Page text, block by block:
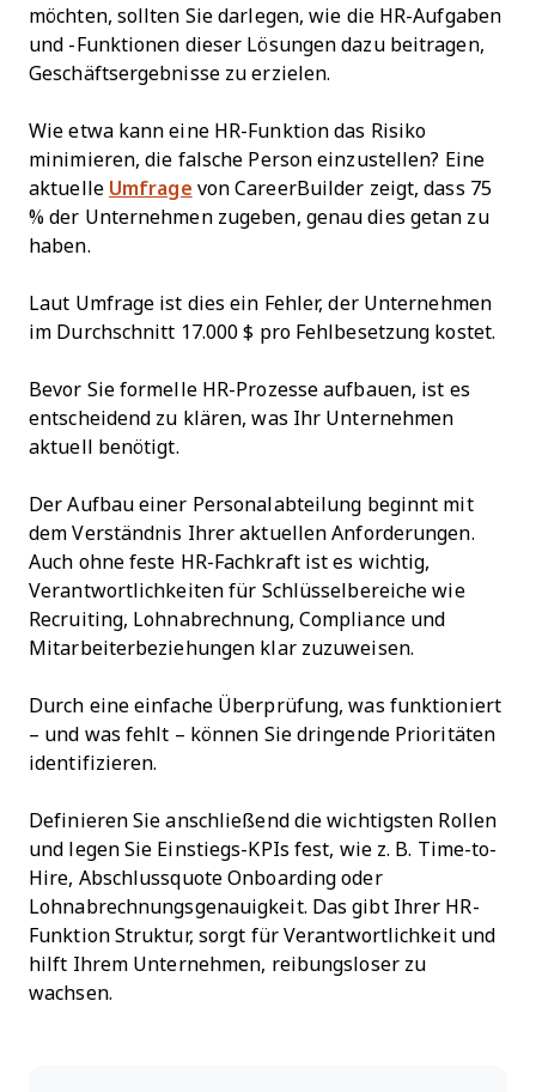
möchten, sollten Sie darlegen, wie die HR-Aufgaben
und -Funktionen dieser Lösungen dazu beitragen,
Geschäftsergebnisse zu erzielen.
Wie etwa kann eine HR-Funktion das Risiko
minimieren, die falsche Person einzustellen? Eine
aktuelle Umfrage von CareerBuilder zeigt, dass 75
% der Unternehmen zugeben, genau dies getan zu
haben.
Laut Umfrage ist dies ein Fehler, der Unternehmen
im Durchschnitt 17.000 $ pro Fehlbesetzung kostet.
Bevor Sie formelle HR-Prozesse aufbauen, ist es
entscheidend zu klären, was Ihr Unternehmen
aktuell benötigt.
Der Aufbau einer Personalabteilung beginnt mit
dem Verständnis Ihrer aktuellen Anforderungen.
Auch ohne feste HR-Fachkraft ist es wichtig,
Verantwortlichkeiten für Schlüsselbereiche wie
Recruiting, Lohnabrechnung, Compliance und
Mitarbeiterbeziehungen klar zuzuweisen.
Durch eine einfache Überprüfung, was funktioniert
– und was fehlt – können Sie dringende Prioritäten
identifizieren.
Definieren Sie anschließend die wichtigsten Rollen
und legen Sie Einstiegs-KPIs fest, wie z. B. Time-to-
Hire, Abschlussquote Onboarding oder
Lohnabrechnungsgenauigkeit. Das gibt Ihrer HR-
Funktion Struktur, sorgt für Verantwortlichkeit und
hilft Ihrem Unternehmen, reibungsloser zu
wachsen.